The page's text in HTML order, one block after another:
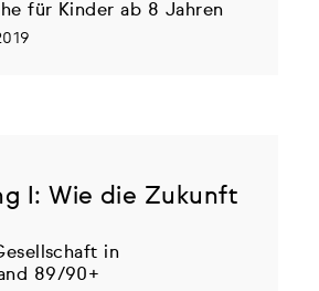
für Kinder ab 8 Jahren
I: Wie die Zukunft
in
89/90+